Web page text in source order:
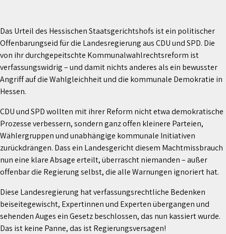
Das Urteil des Hessischen Staatsgerichtshofs ist ein politischer
Offenbarungseid für die Landesregierung aus CDU und SPD. Die
von ihr durchgepeitschte Kommunalwahlrechtsreform ist
verfassungswidrig – und damit nichts anderes als ein bewusster
Angriff auf die Wahlgleichheit und die kommunale Demokratie in
Hessen.
CDU und SPD wollten mit ihrer Reform nicht etwa demokratische
Prozesse verbessern, sondern ganz offen kleinere Parteien,
Wählergruppen und unabhängige kommunale Initiativen
zurückdrängen. Dass ein Landesgericht diesem Machtmissbrauch
nun eine klare Absage erteilt, überrascht niemanden – außer
offenbar die Regierung selbst, die alle Warnungen ignoriert hat.
Diese Landesregierung hat verfassungsrechtliche Bedenken
beiseitegewischt, Expertinnen und Experten übergangen und
sehenden Auges ein Gesetz beschlossen, das nun kassiert wurde.
Das ist keine Panne, das ist Regierungsversagen!